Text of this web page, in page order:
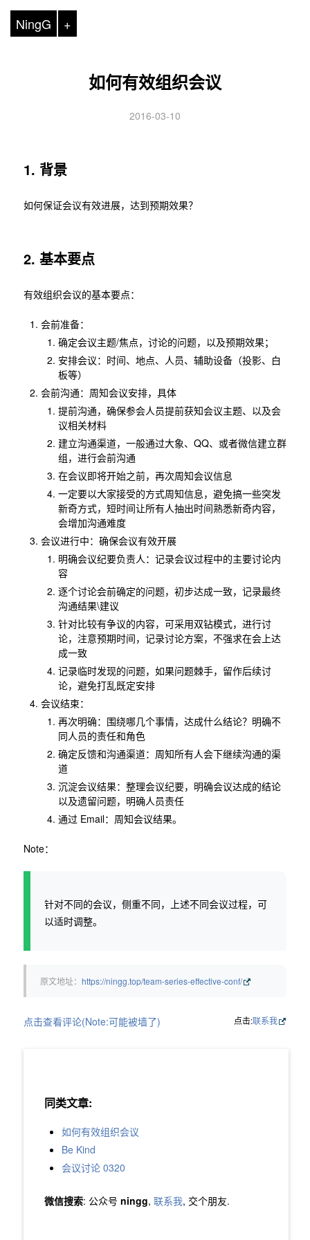
NingG +
如何有效组织会议
2016-03-10
1. 背景
如何保证会议有效进展，达到预期效果？
2. 基本要点
有效组织会议的基本要点：
会前准备：
确定会议主题/焦点，讨论的问题，以及预期效果；
安排会议：时间、地点、人员、辅助设备（投影、白
板等）
会前沟通：周知会议安排，具体
提前沟通，确保参会人员提前获知会议主题、以及会
议相关材料
建立沟通渠道，一般通过大象、QQ、或者微信建立群
组，进行会前沟通
在会议即将开始之前，再次周知会议信息
一定要以大家接受的方式周知信息，避免搞一些突发
新奇方式，短时间让所有人抽出时间熟悉新奇内容，
会增加沟通难度
会议进行中：确保会议有效开展
明确会议纪要负责人：记录会议过程中的主要讨论内
容
逐个讨论会前确定的问题，初步达成一致，记录最终
沟通结果\建议
针对比较有争议的内容，可采用双钻模式，进行讨
论，注意预期时间，记录讨论方案，不强求在会上达
成一致
记录临时发现的问题，如果问题棘手，留作后续讨
论，避免打乱既定安排
会议结束：
再次明确：围绕哪几个事情，达成什么结论？明确不
同人员的责任和角色
确定反馈和沟通渠道：周知所有人会下继续沟通的渠
道
沉淀会议结果：整理会议纪要，明确会议达成的结论
以及遗留问题，明确人员责任
通过 Email：周知会议结果。
Note：
针对不同的会议，侧重不同，上述不同会议过程，可
以适时调整。
原文地址： https://ningg.top/team-series-effective-conf/
点击:联系我
点击查看评论(Note:可能被墙了)
同类文章:
如何有效组织会议
Be Kind
会议讨论 0320
微信搜索: 公众号 ningg, 联系我, 交个朋友.